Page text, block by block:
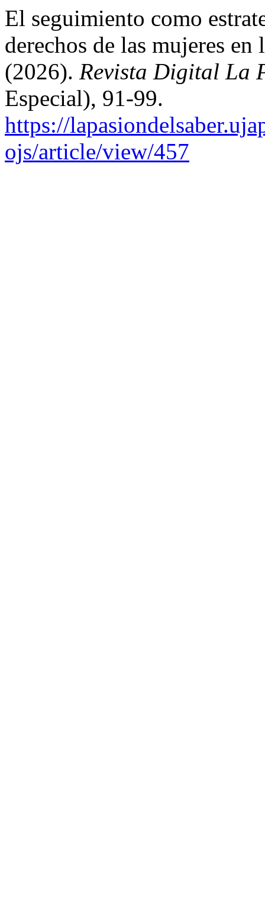
El seguimiento como
derechos de las mujeres
(2026). Revista Digital La
Especial), 91-99.
https://
ojs/article/view/457